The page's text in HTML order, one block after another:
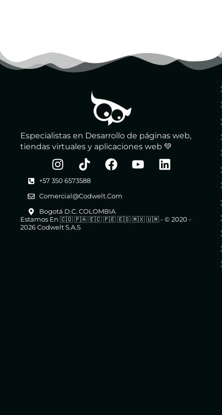
Especialistas en Desarrollo de páginas web,
tiendas virtuales y aplicaciones web 💚
+57 350 6573588
Comercial@codwelt.com
Bogotá D.C. COLOMBIA
Estamos En 🇨🇴 🇵🇦 🇪🇨 🇵🇪 🇪🇸 🇲🇽 🇺🇲 - © 2020 -
2026 Codwelt S.A.S